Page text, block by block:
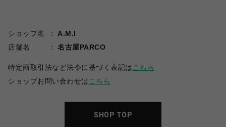
ショップ名
A.M.I
店舗名
名古屋PARCO
特定商取引法など法令に基づく表記は こちら
ショップお問い合わせは こちら
SHOP TOP